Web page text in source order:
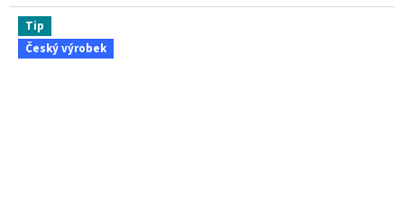
Tip
Český výrobek